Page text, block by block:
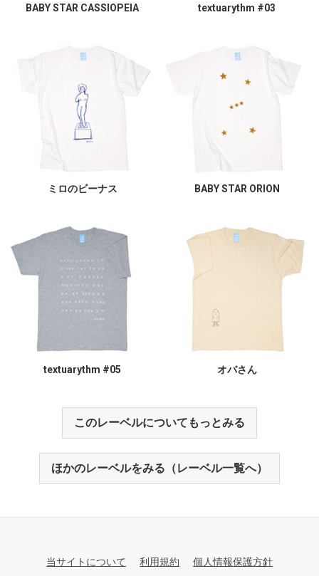
BABY STAR CASSIOPEIA textuarythm #03
ミロのビーナス BABY STAR ORION
textuarythm #05 オバさん
このレーベルについてもっとみる
ほかのレーベルをみる（レーベル一覧へ）
当サイトについて 利用規約 個人情報保護方針